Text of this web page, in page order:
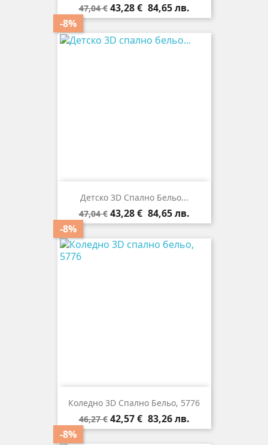
Редовна
цена
47,04 €
-8%
Цена
43,28 € 84,65 лв.
Детско 3D Спално Бельо...
Редовна
цена
47,04 €
-8%
Цена
43,28 € 84,65 лв.
Коледно 3D Спално Бельо, 5776
Редовна
цена
46,27 €
-8%
Цена
42,57 € 83,26 лв.